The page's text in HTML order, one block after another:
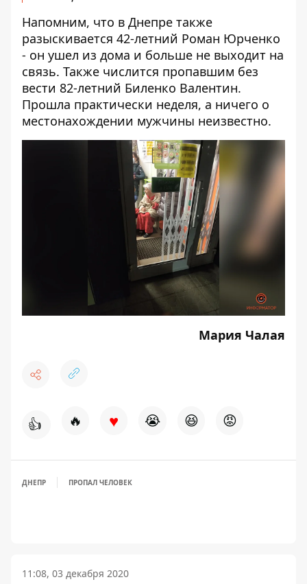
Напомним, что в Днепре также
разыскивается 42-летний Роман Юрченко
- он ушел из дома и больше не выходит на
связь. Также числится пропавшим без
вести 82-летний Биленко Валентин.
Прошла практически неделя, а ничего о
местонахождении мужчины неизвестно.
Мария Чалая
👍 🔥 ♥ 😭 😆 😡
ДНЕПР ПРОПАЛ ЧЕЛОВЕК
11:08, 03 декабря 2020